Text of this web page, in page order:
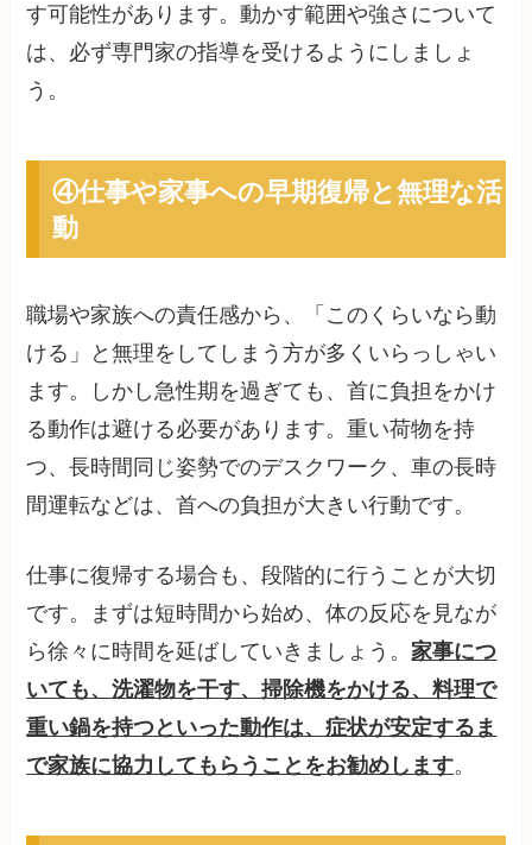
す可能性があります。動かす範囲や強さについて
は、必ず専門家の指導を受けるようにしましょ
う。
④仕事や家事への早期復帰と無理な活
動
職場や家族への責任感から、「このくらいなら動
ける」と無理をしてしまう方が多くいらっしゃい
ます。しかし急性期を過ぎても、首に負担をかけ
る動作は避ける必要があります。重い荷物を持
つ、長時間同じ姿勢でのデスクワーク、車の長時
間運転などは、首への負担が大きい行動です。
仕事に復帰する場合も、段階的に行うことが大切
です。まずは短時間から始め、体の反応を見なが
ら徐々に時間を延ばしていきましょう。家事につ
いても、洗濯物を干す、掃除機をかける、料理で
重い鍋を持つといった動作は、症状が安定するま
で家族に協力してもらうことをお勧めします。